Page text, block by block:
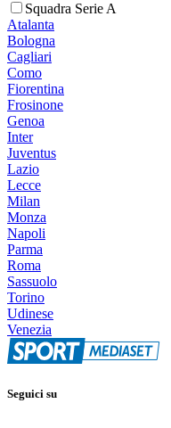
Squadra Serie A
Atalanta
Bologna
Cagliari
Como
Fiorentina
Frosinone
Genoa
Inter
Juventus
Lazio
Lecce
Milan
Monza
Napoli
Parma
Roma
Sassuolo
Torino
Udinese
Venezia
Seguici su